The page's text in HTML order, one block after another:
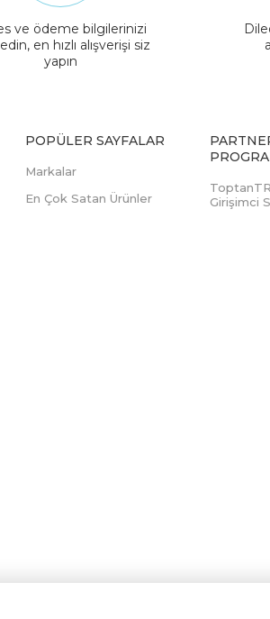
ve ödeme bilgilerinizi
en hızlı alışverişi siz
yapın
POPÜLER SAYFALAR
Markalar
En Çok Satan Ürünler
Girişimci